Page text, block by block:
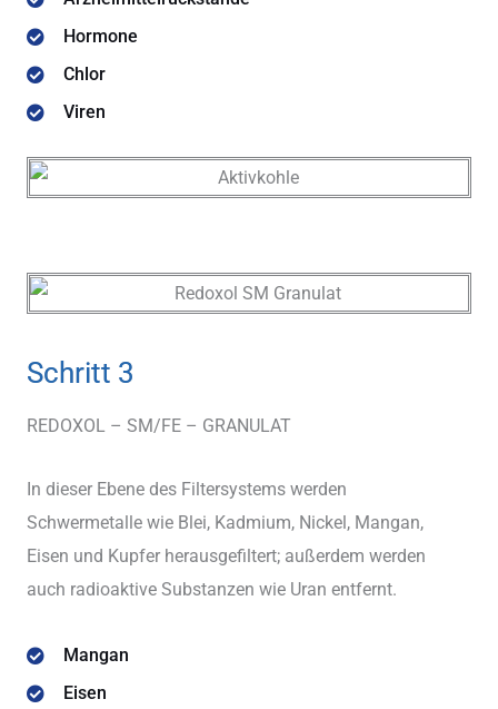
Hormone
Chlor
Viren
Schritt 3
REDOXOL – SM/FE – GRANULAT
In dieser Ebene des Filtersystems werden
Schwermetalle wie Blei, Kadmium, Nickel, Mangan,
Eisen und Kupfer herausgefiltert; außerdem werden
auch radioaktive Substanzen wie Uran entfernt.
Mangan
Eisen